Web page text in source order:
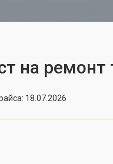
на ремонт
18.07.2026